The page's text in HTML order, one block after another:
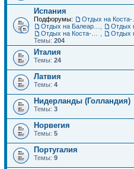
Испания
Подфорумы:
Темы: 204
Италия
Темы: 24
Латвия
Темы: 4
Нидерланды (Голландия)
Темы: 3
Норвегия
Темы: 5
Португалия
Темы: 9